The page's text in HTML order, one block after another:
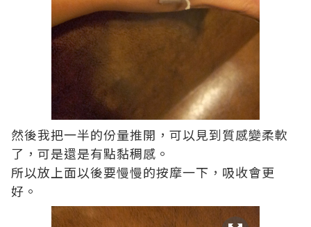
然後我把一半的份量推開，可以見到質感變柔軟
了，可是還是有點黏稠感。
所以放上面以後要慢慢的按摩一下，吸收會更
好。